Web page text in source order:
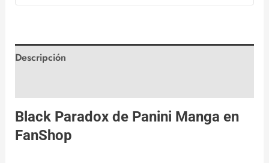
Descripción
Black Paradox de Panini Manga en
FanShop